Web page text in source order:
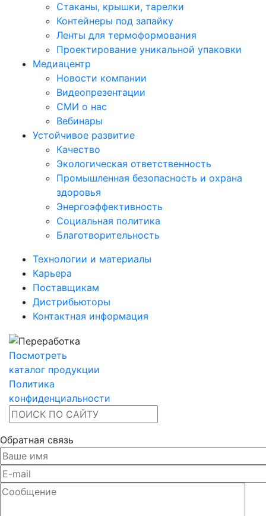
Стаканы, крышки, тарелки
Контейнеры под запайку
Ленты для термоформования
Проектирование уникальной упаковки
Медиацентр
Новости компании
Видеопрезентации
СМИ о нас
Вебинары
Устойчивое развитие
Качество
Экологическая ответственность
Промышленная безопасность и охрана
здоровья
Энергоэффективность
Социальная политика
Благотворительность
Технологии и материалы
Карьера
Поставщикам
Дистрибьюторы
Контактная информация
Посмотреть
каталог продукции
Политика
конфиденциальности
Обратная связь